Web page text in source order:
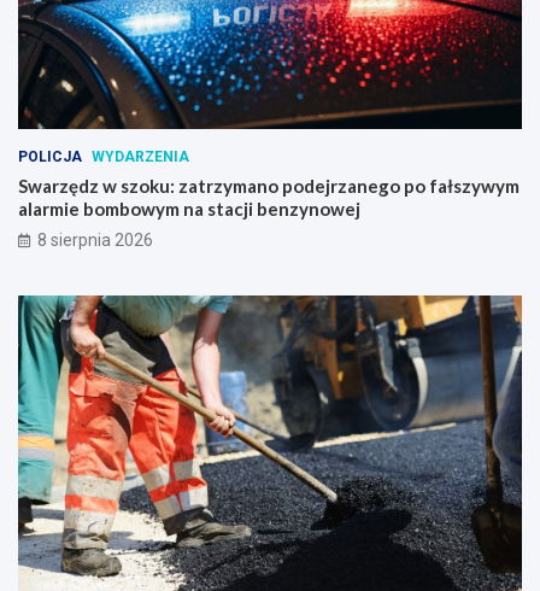
POLICJA WYDARZENIA
Swarzędz w szoku: zatrzymano podejrzanego po fałszywym
alarmie bombowym na stacji benzynowej
8 sierpnia 2026